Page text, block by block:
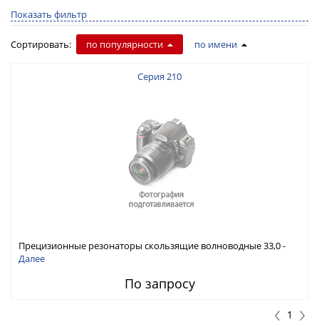
Показать фильтр
Сортировать: по популярности по имени
Серия 210
Прецизионные резонаторы скользящие волноводные 33,0 -
330 ГГц
Далее
По запросу
1